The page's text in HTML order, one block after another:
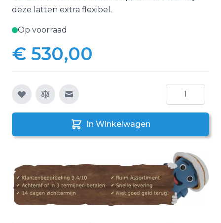
deze latten extra flexibel.
Op voorraad
€ 530,00
E-mail naar een vriend
Aantal
In Winkelwagen